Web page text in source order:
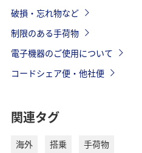
破損・忘れ物など
制限のある手荷物
電子機器のご使用について
コードシェア便・他社便
関連タグ
海外 搭乗
手荷物